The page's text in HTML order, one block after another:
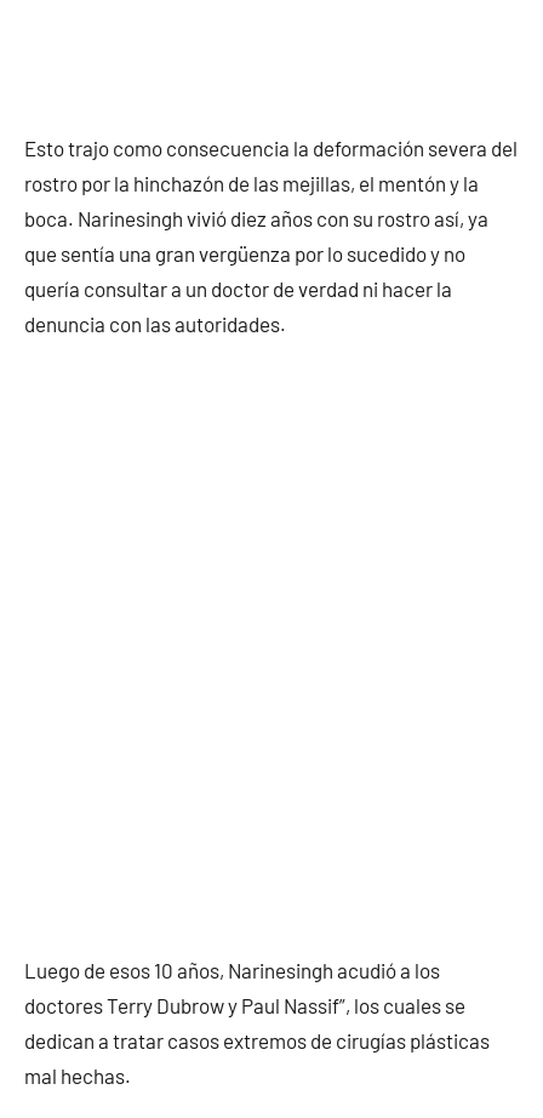
Esto trajo como consecuencia la deformación severa del
rostro por la hinchazón de las mejillas, el mentón y la
boca. Narinesingh vivió diez años con su rostro así, ya
que sentía una gran vergüenza por lo sucedido y no
quería consultar a un doctor de verdad ni hacer la
denuncia con las autoridades.
Luego de esos 10 años, Narinesingh acudió a los
doctores Terry Dubrow y Paul Nassif”, los cuales se
dedican a tratar casos extremos de cirugías plásticas
mal hechas.